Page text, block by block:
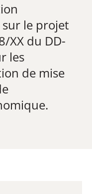
le projet
XX du DD-
les
de mise